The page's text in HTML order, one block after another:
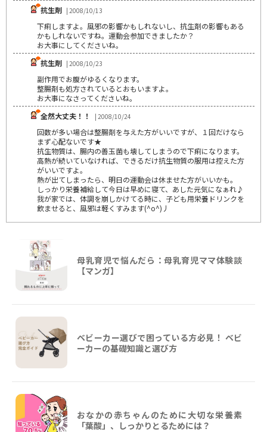
抗生剤 | 2008/10/13
下痢しますよ。風邪の影響かもしれないし、抗生剤の影響もある
かもしれないですね。運動会参加できましたか？
お大事にしてくださいね。
抗生剤 | 2008/10/23
副作用でお腹がゆるくなります。
整腸剤も処方されているとおもいますよ。
お大事になさってくださいね。
全然大丈夫！！
| 2008/10/24
回数が多い場合は整腸剤を与えた方がいいですが、１回だけなら
まず心配ないです★
抗生物質は、腸内の善玉菌も壊してしまうので下痢になります。
高熱が続いていなければ、できるだけ抗生物質の服用は控えた方
がいいですよ。
熱が出てしまったら、明日の運動会は休ませた方がいいかも。
しっかり栄養補給して今日は早めに寝て、あした元気になぁれ♪
我が家では、体調を崩しかけてる時に、子ども用栄養ドリンクを
飲ませると、風邪は軽くすみます(^o^)丿
母乳育児で悩んだら：母乳育児ママ体験談
【マンガ】
ベビーカー選びで困っている方必見！ ベビ
ーカーの基礎知識と選び方
おなかの赤ちゃんのために大切な栄養素
「葉酸」、しっかりとるためには？